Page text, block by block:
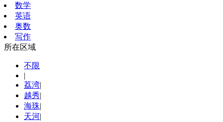
数学
英语
奥数
写作
所在区域
不限
|
荔湾|
越秀|
海珠|
天河|